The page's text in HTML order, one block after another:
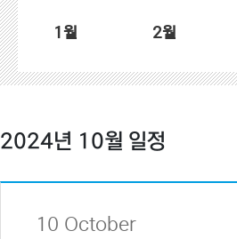
1월 2월
2024년 10월 일정
10 October